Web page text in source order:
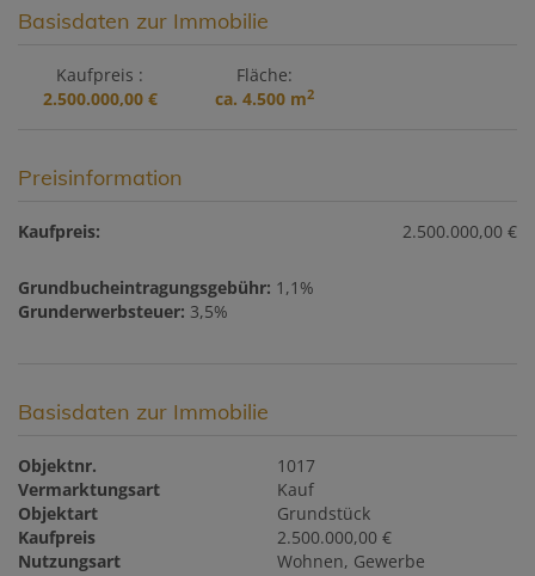
Basisdaten zur Immobilie
Kaufpreis
2.500.000,00 €
Fläche
ca. 4.500 m2
Preisinformation
Kaufpreis: 2.500.000,00 €
Grundbucheintragungsgebühr: 1,1%
Grunderwerbsteuer: 3,5%
Basisdaten zur Immobilie
Objektnr.
1017
Vermarktungsart
Kauf
Objektart
Grundstück
Kaufpreis
2.500.000,00 €
Nutzungsart
Wohnen Gewerbe